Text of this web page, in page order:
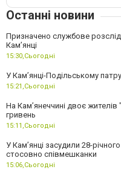
Останні новини
Призначено службове
Кам’янці
15:30,Сьогодні
У Кам’янці-Подільському
15:21,Сьогодні
На Камʼянеччині двоє
гривень
15:11,Сьогодні
У Камʼянці засудили 28-
стосовно співмешканки
15:06,Сьогодні